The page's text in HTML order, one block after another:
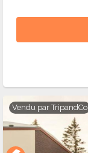
Vendu parTripandCo